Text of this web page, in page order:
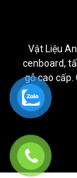
Vật Liệu
cenboard,
gỗ cao